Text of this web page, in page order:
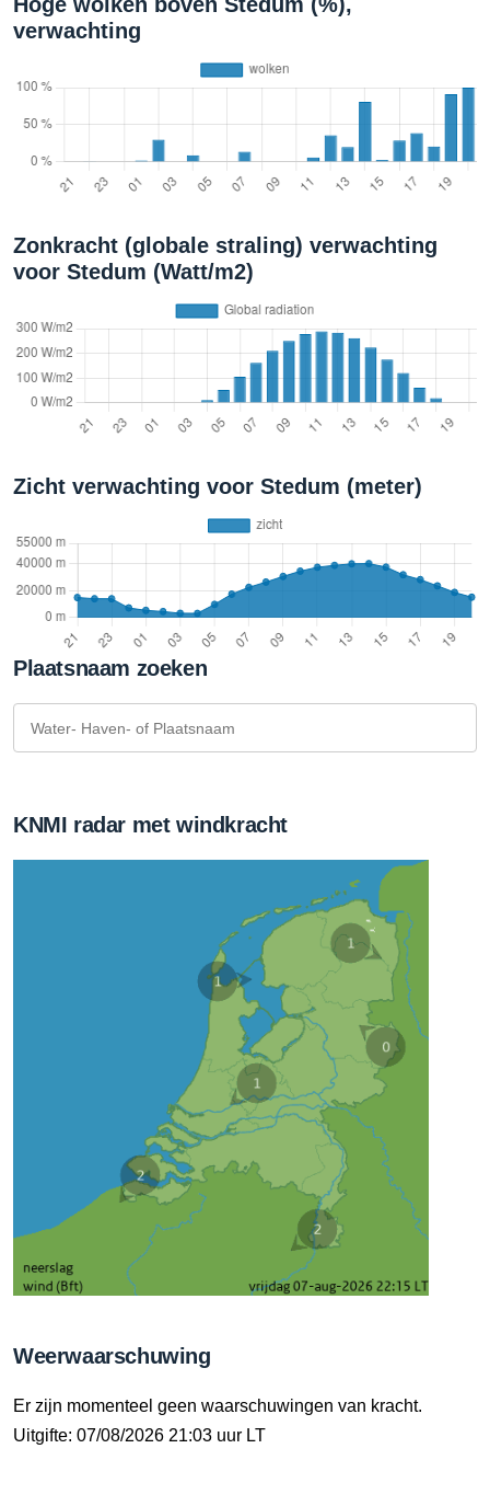
verwachting
Zonkracht (globale straling) verwachting
voor Stedum (Watt/m2)
Zicht verwachting voor Stedum (meter)
Plaatsnaam zoeken
KNMI radar met windkracht
Weerwaarschuwing
Er zijn momenteel geen waarschuwingen van kracht.
Uitgifte: 07/08/2026 21:03 uur LT